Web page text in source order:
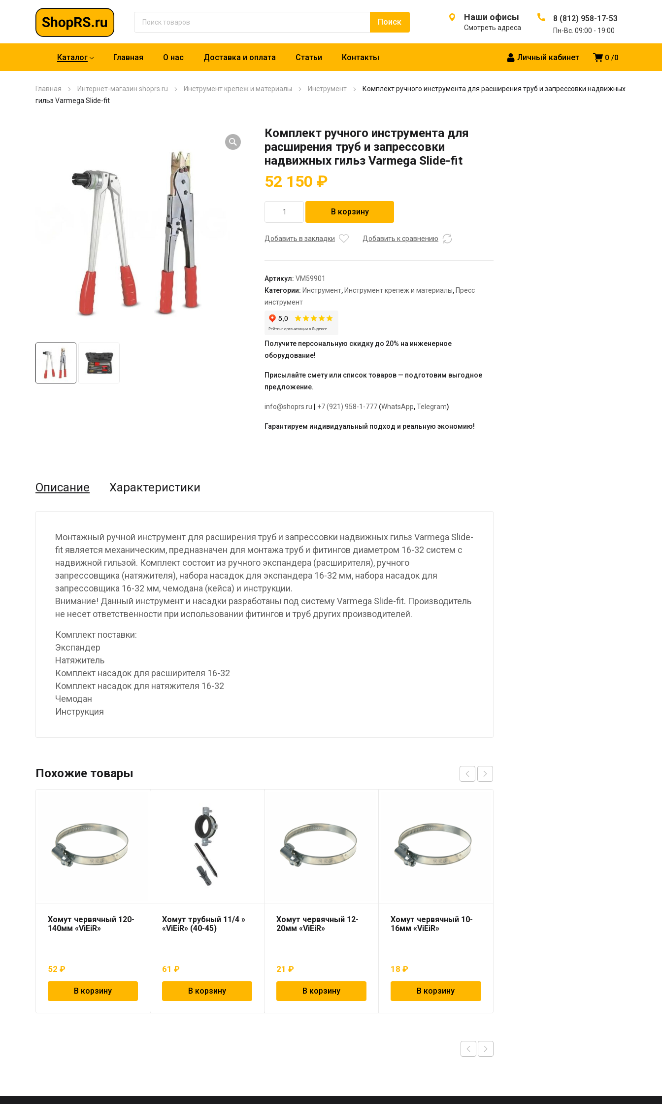
Наши офисы
Смотреть адреса
8 (812) 958-17-53
Пн-Вс. 09:00 - 19:00
0 0
Личный кабинет
Каталог Главная О нас Доставка и оплата Статьи Контакты
Главная Интернет-магазин shoprs.ru Инструмент крепеж и материалы Инструмент
Комплект ручного инструмента для расширения труб и запрессовки надвижных
гильз Varmega Slide-fit
Комплект ручного инструмента для
расширения труб и запрессовки
надвижных гильз Varmega Slide-fit
52 150 ₽
товара
ручного
труб
и
запрессовки
надвижных
Slide-
fit
В корзину
Добавить в закладки Добавить к сравнению
Артикул: VM59901
Категории: Инструмент, Инструмент крепеж и материалы, Пресс
инструмент
Получите персональную скидку до 20% на инженерное
оборудование!
Присылайте смету или список товаров — подготовим выгодное
предложение.
info@shoprs.ru +7 (921) 958-1-777 (WhatsApp,Telegram)
Гарантируем индивидуальный подход и реальную экономию!
Описание Характеристики
Монтажный ручной инструмент для расширения труб и запрессовки надвижных гильз Varmega Slide-
fit является механическим, предназначен для монтажа труб и фитингов диаметром 16-32 систем c
надвижной гильзой. Комплект состоит из ручного экспандера (расширителя), ручного
запрессовщика (натяжителя), набора насадок для экспандера 16-32 мм, набора насадок для
запрессовщика 16-32 мм, чемодана (кейса) и инструкции.
Внимание! Данный инструмент и насадки разработаны под систему Varmega Slide-fit. Производитель
не несет ответственности при использовании фитингов и труб других производителей.
Комплект поставки:
Экспандер
Натяжитель
Комплект насадок для расширителя 16-32
Комплект насадок для натяжителя 16-32
Чемодан
Инструкция
Похожие товары
Хомут червячный 120-
140мм «ViEiR»
52 ₽
В корзину
Хомут трубный 11/4 »
«ViEiR» (40-45)
61₽
В корзину
Хомут червячный 12-
20мм «ViEiR»
21₽
В корзину
Хомут червячный 10-
16мм «ViEiR»
18₽
В корзину